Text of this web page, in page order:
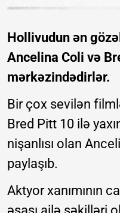
Hollivudun ən
Ancelina Coli və
mərkəzindədirlər.
Bir çox sevilən
Bred Pitt 10 ilə
nişanlısı olan
paylaşıb.
Aktyor xanımının